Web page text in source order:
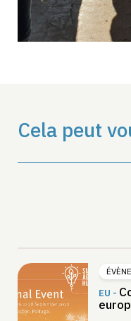
Cela peut
EU -